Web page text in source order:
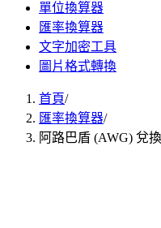
單位換算器
匯率換算器
文字加密工具
圖片格式轉換
首頁/
匯率換算器/
阿路巴盾 (AWG) 兌